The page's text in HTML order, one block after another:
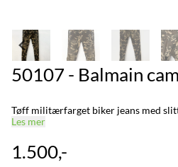
50107 - Balmain
Tøff militærfarget biker jeans med
Les mer
1.500,-